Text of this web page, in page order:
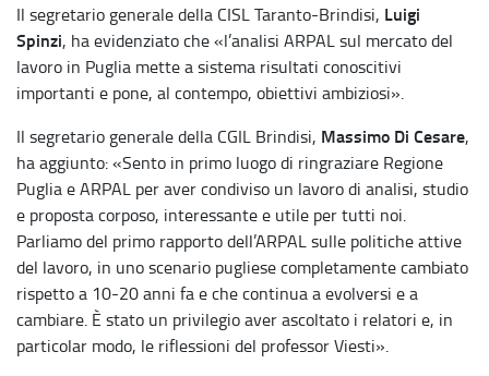
Il segretario generale della CISL Taranto-Brindisi, Luigi
Spinzi, ha evidenziato che «l’analisi ARPAL sul mercato del
lavoro in Puglia mette a sistema risultati conoscitivi
importanti e pone, al contempo, obiettivi ambiziosi».
Il segretario generale della CGIL Brindisi, Massimo Di Cesare,
ha aggiunto: «Sento in primo luogo di ringraziare Regione
Puglia e ARPAL per aver condiviso un lavoro di analisi, studio
e proposta corposo, interessante e utile per tutti noi.
Parliamo del primo rapporto dell’ARPAL sulle politiche attive
del lavoro, in uno scenario pugliese completamente cambiato
rispetto a 10-20 anni fa e che continua a evolversi e a
cambiare. È stato un privilegio aver ascoltato i relatori e, in
particolar modo, le riflessioni del professor Viesti».